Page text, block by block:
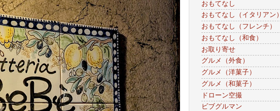
おもてなし
おもてなし（イタリアン）
おもてなし（フレンチ）
おもてなし（和食）
お取り寄せ
グルメ（外食）
グルメ（洋菓子）
グルメ（和菓子）
ドローン空撮
ビブグルマン